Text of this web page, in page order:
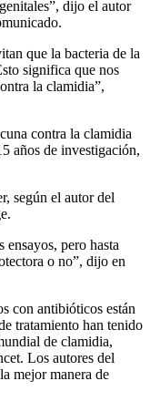
dijo el autor
que la bacteria de la
significa que nos
la clamidia”,
contra la clamidia
años de investigación,
según el autor del
ensayos, pero hasta
o no”, dijo en
con antibióticos están
tratamiento han tenido
de clamidia,
Los autores del
mejor manera de